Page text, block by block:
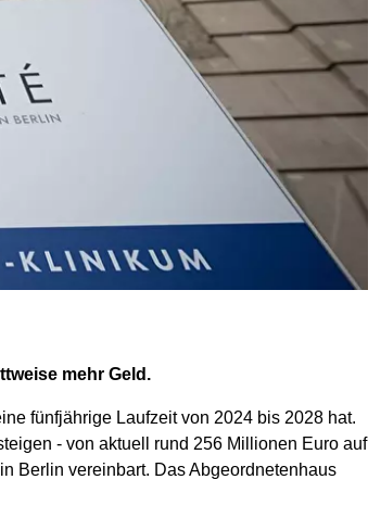
mehr Geld.
fünfjährige Laufzeit von 2024 bis 2028 hat.
- von aktuell rund 256 Millionen Euro auf
Berlin vereinbart. Das Abgeordnetenhaus